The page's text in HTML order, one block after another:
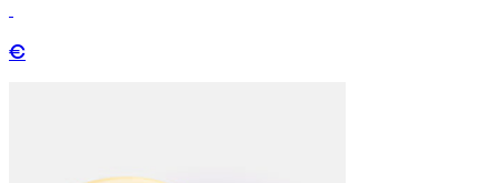
€